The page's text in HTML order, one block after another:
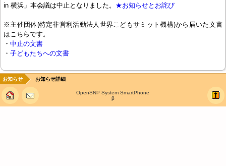
in 横浜」本会議は中止となりました。 ★お知らせとお詫び
※主催団体(特定非営利活動法人世界こどもサミット機構)から届いた文書
はこちらです。
・ 中止の文書
・ 子どもたちへの文書
お知らせ お知らせ詳細
OpenSNP System SmartPhone
β